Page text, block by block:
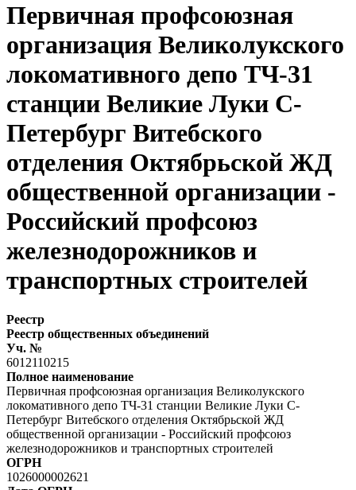
Первичная профсоюзная
организация Великолукского
локомативного депо ТЧ-31
станции Великие Луки С-
Петербург Витебского
отделения Октябрьской ЖД
общественной организации -
Российский профсоюз
железнодорожников и
транспортных строителей
Реестр
Реестр общественных объединений
Уч. №
6012110215
Полное наименование
Первичная профсоюзная организация Великолукского
локомативного депо ТЧ-31 станции Великие Луки С-
Петербург Витебского отделения Октябрьской ЖД
общественной организации - Российский профсоюз
железнодорожников и транспортных строителей
ОГРН
1026000002621